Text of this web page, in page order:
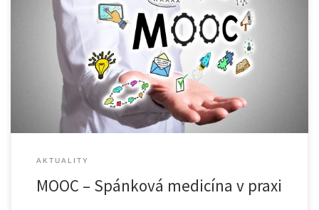
Online kurz Spánková medicína v praxi je jedním z prvních online
kurzů umístěných na MOOC platformě, kterou provozuje Centrum pro
podporu e-learningu Ústřední knihovny Univerzity Karlovy. Vytváření
MOOC (Massive Open Online Courses) je běžné na mnoha
zahraničních univerzitách, které tímto způsobem zpřístupňují
zajímavé poznatky široké veřejnosti. Jak se přihlásit: V případě […]
AKTUALITY
MOOC – Spánková medicína v praxi